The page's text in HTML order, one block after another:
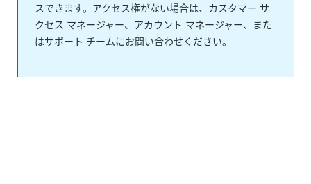
スできます。アクセス権がない場合は、カスタマー サ
クセス マネージャー、アカウント マネージャー、また
はサポート チームにお問い合わせください。